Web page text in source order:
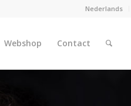
Nederlands
Webshop Contact